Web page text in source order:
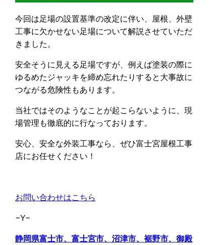
今回は足場の設置基準の改定に伴い、屋根、外壁
工事に欠かせない足場について解説させていただ
きました。
安全そうに見える足場ですが、例えば塗装の際に
ゆるめたジャッキを締め忘れたりすると大事故に
つながる危険性もあります。
当社ではそのようなことが起こらないように、現
場管理も徹底的に行なっております。
安心、安全な外装工事なら、ぜひ富士宮屋根工事
店にお任せください！
お問い合わせはこちら
−Y−
静岡県富士市、富士宮市、沼津市、裾野市、御殿